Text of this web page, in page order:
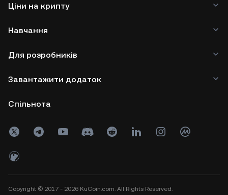
Ціни на крипту
Навчання
Для розробників
Завантажити додаток
Спільнота
Copyright © 2017 - 2026 KuCoin.com. All Rights Reserved.